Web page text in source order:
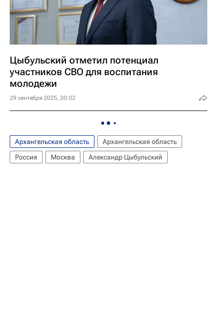
Цыбульский отметил потенциал
участников СВО для воспитания
молодежи
29 сентября 2025, 20:02
Архангельская область
Архангельская область
Россия
Москва Александр Цыбульский